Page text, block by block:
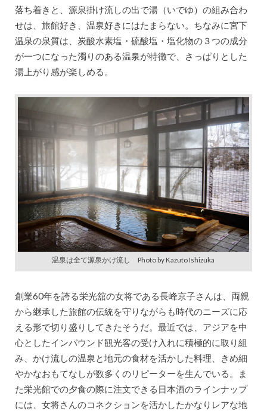
落ち着きと、源泉掛け流しの出で湯（いでゆ）の組み合わ
せは、旅館好き、温泉好きにはたまらない。ちなみに宮下
温泉の泉質は、炭酸水素塩・硫酸塩・塩化物の３つの成分
が一つになった濁りのある温泉が特徴で、さっぱりとした
湯上がり感が楽しめる。
温泉は全て源泉かけ流し Photo by Kazuto Ishizuka
創業60年を誇る栄光舘の女将である長峰京子さんは、両親
から継承した旅館の伝統を守りながらも時代のニーズに応
える形で切り盛りしてきたそうだ。最近では、アジアを中
心としたインバウンド観光客の受け入れに積極的に取り組
み、かけ流しの温泉と地元の食材を活かした料理、きめ細
やかなおもてなしが数多くのリピーターを生んでいる。ま
た栄光館での夕食の際に注文できる日本酒のラインナップ
には、女将さんのコネクションを活かしたかなりレアな地